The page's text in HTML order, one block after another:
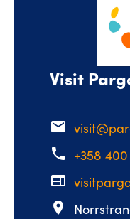
Visit
email
phone +358 400
web
place